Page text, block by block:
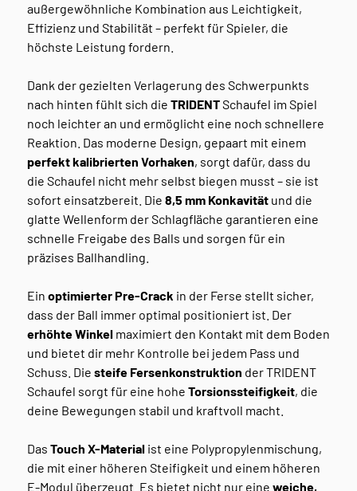
außergewöhnliche Kombination aus Leichtigkeit,
Effizienz und Stabilität – perfekt für Spieler, die
höchste Leistung fordern.
Dank der gezielten Verlagerung des Schwerpunkts
nach hinten fühlt sich die TRIDENTSchaufel im Spiel
noch leichter an und ermöglicht eine noch schnellere
Reaktion. Das moderne Design, gepaart mit einem
perfekt kalibrierten Vorhaken, sorgt dafür, dass du
die Schaufel nicht mehr selbst biegen musst – sie ist
sofort einsatzbereit. Die 8,5 mm Konkavität und die
glatte Wellenform der Schlagfläche garantieren eine
schnelle Freigabe des Balls und sorgen für ein
präzises Ballhandling.
Ein optimierter Pre-Crack in der Ferse stellt sicher,
dass der Ball immer optimal positioniert ist. Der
erhöhte Winkel maximiert den Kontakt mit dem Boden
und bietet dir mehr Kontrolle bei jedem Pass und
Schuss. Die steife Fersenkonstruktion der TRIDENT
Schaufel sorgt für eine hohe Torsionssteifigkeit, die
deine Bewegungen stabil und kraftvoll macht.
Das Touch X-Material ist eine Polypropylenmischung,
die mit einer höheren Steifigkeit und einem höheren
E-Modul überzeugt. Es bietet nicht nur eine weiche,